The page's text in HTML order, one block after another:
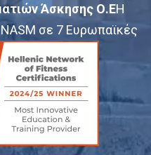
Άσκησης Ο.ΕΗ
σε 7 Ευρωπαϊκές